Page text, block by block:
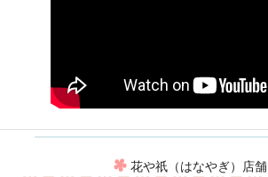
花や祇（はなやぎ）店舗